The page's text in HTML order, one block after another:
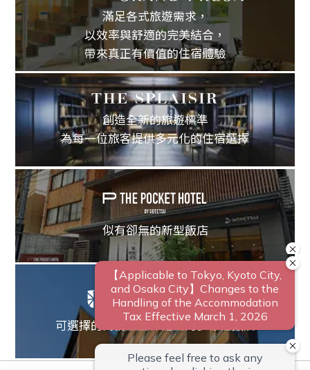
滿足各式旅遊需求，
以效率與舒適的完美結合，
帶來真正有價值的住宿體驗
創造全新的旅遊標準
為每一位旅客提供多元化的住宿選擇
似有卻無的新型飯店
可選擇的商務型至休閒型的多樣性飯店